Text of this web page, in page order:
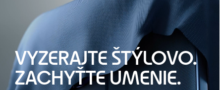
VYZERAJTE ŠTÝLOVO.
ZACHYŤTE UMENIE.